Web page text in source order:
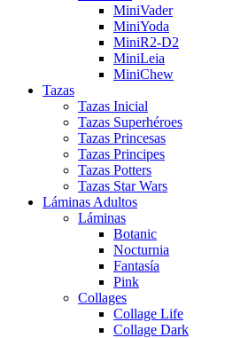
MiniVader
MiniYoda
MiniR2-D2
MiniLeia
MiniChew
Tazas
Tazas Inicial
Tazas Superhéroes
Tazas Princesas
Tazas Principes
Tazas Potters
Tazas Star Wars
Láminas Adultos
Láminas
Botanic
Nocturnia
Fantasía
Pink
Collages
Collage Life
Collage Dark